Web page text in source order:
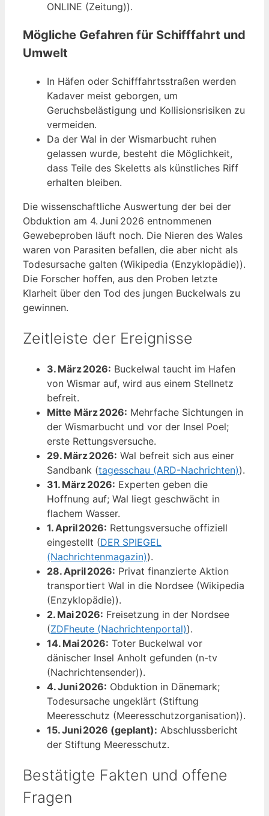
ONLINE (Zeitung)).
Mögliche Gefahren für Schifffahrt und
Umwelt
In Häfen oder Schifffahrtsstraßen werden
Kadaver meist geborgen, um
Geruchsbelästigung und Kollisionsrisiken zu
vermeiden.
Da der Wal in der Wismarbucht ruhen
gelassen wurde, besteht die Möglichkeit,
dass Teile des Skeletts als künstliches Riff
erhalten bleiben.
Die wissenschaftliche Auswertung der bei der
Obduktion am 4. Juni 2026 entnommenen
Gewebeproben läuft noch. Die Nieren des Wales
waren von Parasiten befallen, die aber nicht als
Todesursache galten (Wikipedia (Enzyklopädie)).
Die Forscher hoffen, aus den Proben letzte
Klarheit über den Tod des jungen Buckelwals zu
gewinnen.
Zeitleiste der Ereignisse
3. März 2026: Buckelwal taucht im Hafen
von Wismar auf, wird aus einem Stellnetz
befreit.
Mitte März 2026: Mehrfache Sichtungen in
der Wismarbucht und vor der Insel Poel;
erste Rettungsversuche.
29. März 2026: Wal befreit sich aus einer
Sandbank (tagesschau (ARD-Nachrichten)).
31. März 2026: Experten geben die
Hoffnung auf; Wal liegt geschwächt in
flachem Wasser.
1. April 2026: Rettungsversuche offiziell
eingestellt (DER SPIEGEL
(Nachrichtenmagazin)).
28. April 2026: Privat finanzierte Aktion
transportiert Wal in die Nordsee (Wikipedia
(Enzyklopädie)).
2. Mai 2026: Freisetzung in der Nordsee
(ZDFheute (Nachrichtenportal)).
14. Mai 2026: Toter Buckelwal vor
dänischer Insel Anholt gefunden (n-tv
(Nachrichtensender)).
4. Juni 2026: Obduktion in Dänemark;
Todesursache ungeklärt (Stiftung
Meeresschutz (Meeresschutzorganisation)).
15. Juni 2026 (geplant): Abschlussbericht
der Stiftung Meeresschutz.
Bestätigte Fakten und offene
Fragen